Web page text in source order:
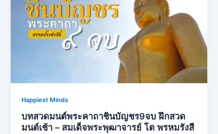
Happiest Minds
บทสวดมนต์พระคาถาชินบัญชร9จบ ฝึกสวด
มนต์เช้า – สมเด็จพระพุฒาจารย์ โต พรหมรังสี